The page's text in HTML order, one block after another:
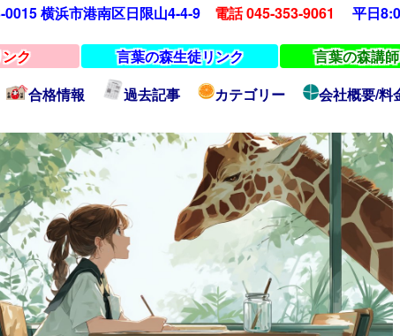
0015 横浜市港南区日限山4-4-9 電話 045-353-9061 平日
ク 言葉の森生徒リンク 言葉の森講
合格情報 過去記事 カテゴリー 会社概要/料